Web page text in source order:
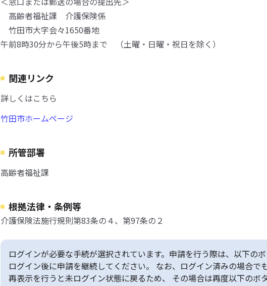
高齢者福祉課 介護保険係
竹田市大字会々1650番地
午前8時30分から午後5時まで （土曜・日曜・祝日を除く）
関連リンク
詳しくはこちら
竹田市ホームページ
所管部署
高齢者福祉課
根拠法律・条例等
介護保険法施行規則第83条の４、第97条の２
ログインが必要な手続が選択されています。申請を行う際は、以下の
ログイン後に申請を継続してください。 なお、ログイン済みの場合で
再表示を行うと未ログイン状態に戻るため、 その場合は再度以下のボ